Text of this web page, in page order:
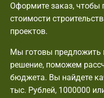
Оформите заказ, чтобы
стоимости
проектов.
Мы готовы предложить
решение, поможем
бюджета. Вы найдете
тыс. Рублей, 1000000